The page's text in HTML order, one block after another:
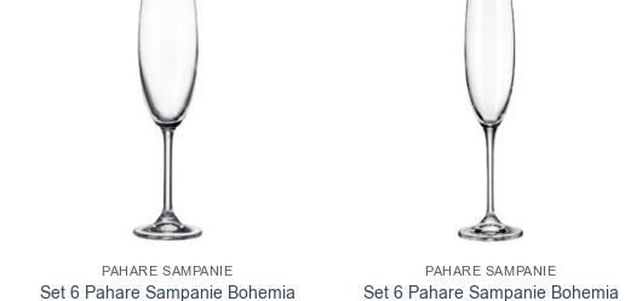
PAHARE SAMPANIE
Set 6 Pahare Sampanie Bohemia
PAHARE SAMPANIE
Set 6 Pahare Sampanie Bohemia